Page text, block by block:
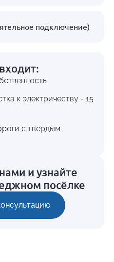
подключение)
к электричеству - 15
с твердым
и узнайте
посёлке